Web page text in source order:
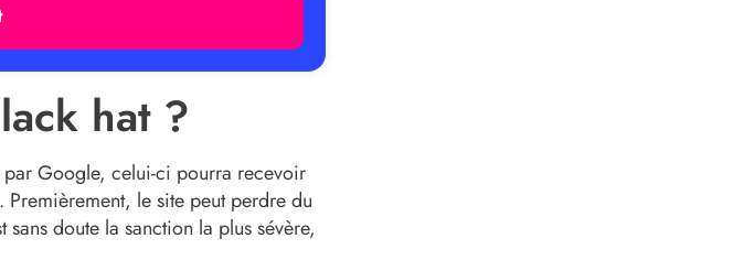
hat ?
par Google, celui-ci pourra recevoir
le site peut perdre du
doute la sanction la plus sévère,